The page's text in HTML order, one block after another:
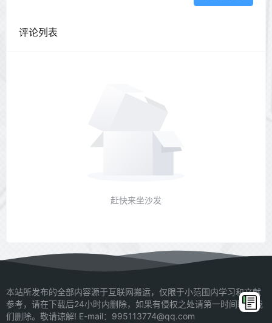
评论列表
赶快来坐沙发
本站所发布的全部内容源于互联网搬运，仅限于小范围内学习和文献
参考，请在下载后24小时内删除，如果有侵权之处请第一时间联系我
们删除。敬请谅解! E-mail：995113774@qq.com